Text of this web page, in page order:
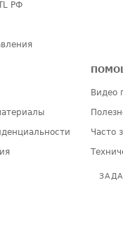
РФ
Видео
Часто